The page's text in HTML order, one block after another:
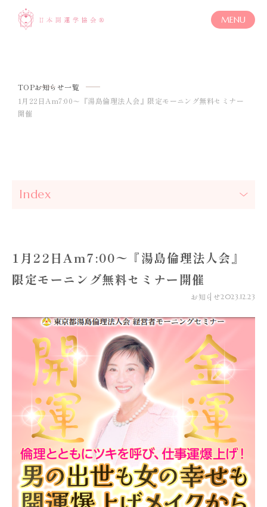
MENU
TOPお知らせ一覧
1月22日Am7:00〜『湯島倫理法人会』限定モーニング無料セミナー
開催
Index
1月22日Am7:00〜『湯島倫理法人会』
限定モーニング無料セミナー開催
お知らせ2023.12.23